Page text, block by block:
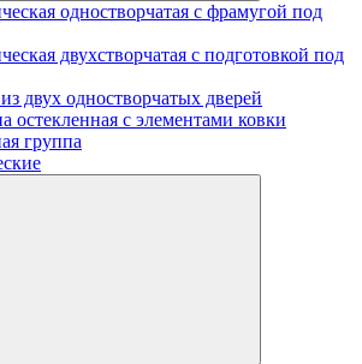
одностворчатая с фрамугой под
двухстворчатая с подготовкой под
двух одностворчатых дверей
остекленная с элементами ковки
группа